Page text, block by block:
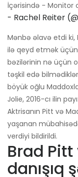
İçərisində - Monitor
- Rachel Reiter
Mənbə əlavə etdi ki,
ilə qeyd etmək
bəzilərinin nə üçün
təşkil edə
böyük oğlu
Jolie, 2016-cı ilin
Aktrisanın Pitt və
yaşanan
verdiyi bildirildi.
Brad
danışıq